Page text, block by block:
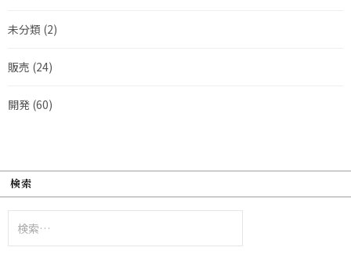
未分類 (2)
販売 (24)
開発 (60)
検索
索: